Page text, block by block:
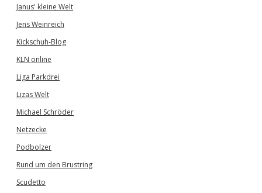
Janus' kleine Welt
Jens Weinreich
Kickschuh-Blog
KLN online
Liga Parkdrei
Lizas Welt
Michael Schröder
Netzecke
Podbolzer
Rund um den Brustring
Scudetto